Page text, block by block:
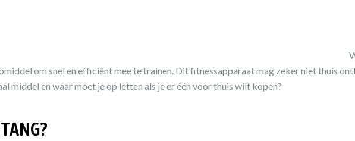
om snel en efficiënt mee te trainen. Dit fitnessapparaat mag zeker niet thuis
middel en waar moet je op letten als je er één voor thuis wilt kopen?